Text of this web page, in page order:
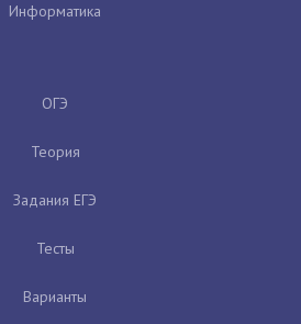
Информатика
ОГЭ
Теория
Задания ЕГЭ
Тесты
Варианты